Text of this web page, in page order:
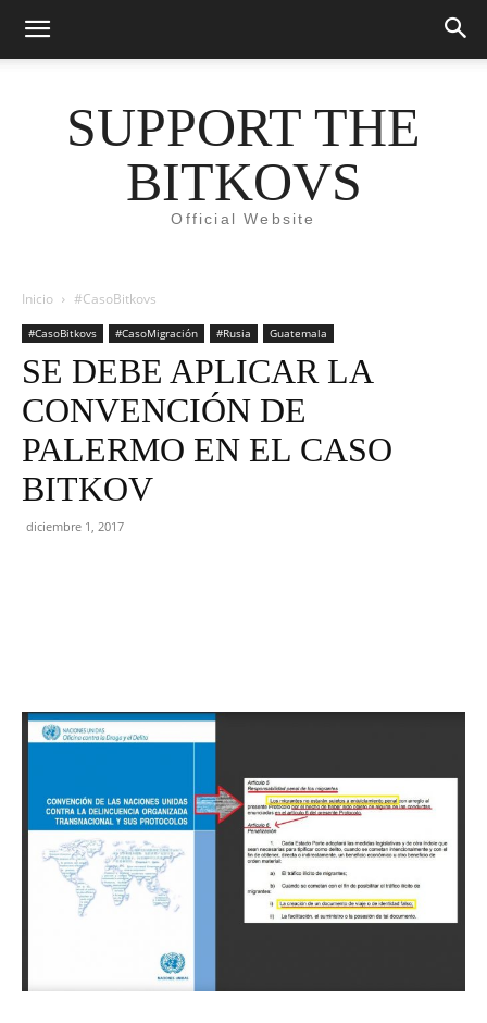
SUPPORT THE
BITKOVS
Official Website
Inicio #CasoBitkovs
#CasoBitkovs #CasoMigración #Rusia Guatemala
SE DEBE APLICAR LA
CONVENCIÓN DE
PALERMO EN EL CASO
BITKOV
diciembre 1, 2017